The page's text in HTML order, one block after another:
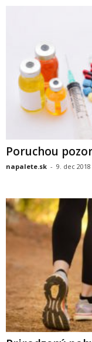
Poruchou
napalete.sk - 9. dec 2018